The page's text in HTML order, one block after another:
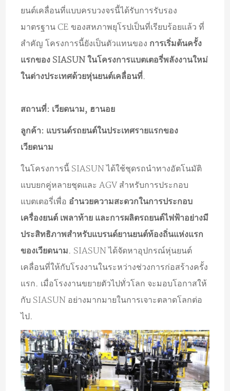
ยนต์เคลื่อนที่แบบครบวงจรนี้ได้รับการรับรอง
มาตรฐาน CE ของสหภาพยุโรปเป็นที่เรียบร้อยแล้ว ที่
สำคัญ โครงการนี้ยังเป็นตัวแทนของ การเริ่มต้นครั้ง
แรกของ SIASUN ในโครงการแบตเตอรี่พลังงานใหม่
ในต่างประเทศด้วยหุ่นยนต์เคลื่อนที่.
สถานที่: เวียดนาม, ฮานอย
ลูกค้า: แบรนด์รถยนต์ในประเทศรายแรกของ
เวียดนาม
ในโครงการนี้ SIASUN ได้ใช้ชุดรถนำทางอัตโนมัติ
แบบยกคู่หลายชุดและ AGV สำหรับการประกอบ
แบตเตอรี่เพื่อ อำนวยความสะดวกในการประกอบ
เครื่องยนต์ เพลาท้าย และการผลิตรถยนต์ไฟฟ้าอย่างมี
ประสิทธิภาพสำหรับแบรนด์ยานยนต์ท้องถิ่นแห่งแรก
ของเวียดนาม. SIASUN ได้จัดหาอุปกรณ์หุ่นยนต์
เคลื่อนที่ให้กับโรงงานในระหว่างช่วงการก่อสร้างครั้ง
แรก. เมื่อโรงงานขยายตัวไปทั่วโลก จะมอบโอกาสให้
กับ SIASUN อย่างมากมายในการเจาะตลาดโลกต่อ
ไป.